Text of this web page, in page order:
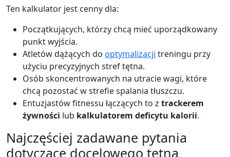
Ten kalkulator jest cenny dla:
Początkujących, którzy chcą mieć uporządkowany
punkt wyjścia.
Atletów dążących do optymalizacji treningu przy
użyciu precyzyjnych stref tętna.
Osób skoncentrowanych na utracie wagi, które
chcą pozostać w strefie spalania tłuszczu.
Entuzjastów fitnessu łączących to z trackerem
żywności lub kalkulatorem deficytu kalorii.
Najczęściej zadawane pytania
dotyczące docelowego tętna